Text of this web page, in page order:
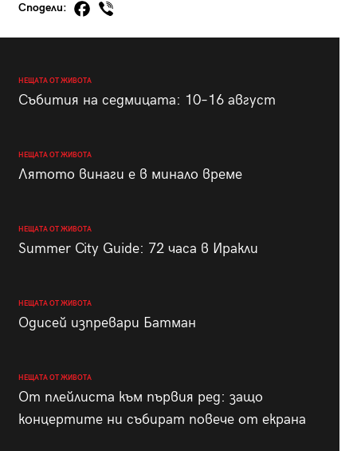
Сподели:
НЕЩАТА ОТ ЖИВОТА
Събития на седмицата: 10–16 август
НЕЩАТА ОТ ЖИВОТА
Лятото винаги е в минало време
НЕЩАТА ОТ ЖИВОТА
Summer City Guide: 72 часа в Иракли
НЕЩАТА ОТ ЖИВОТА
Одисей изпревари Батман
НЕЩАТА ОТ ЖИВОТА
От плейлиста към първия ред: защо
концертите ни събират повече от екрана